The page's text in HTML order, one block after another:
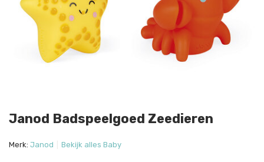
Janod Badspeelgoed Zeedieren
Merk: Janod Bekijk alles Baby